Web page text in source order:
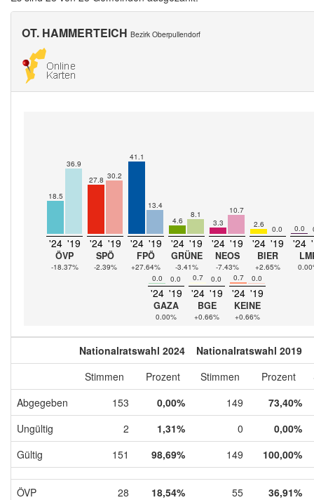
OT. HAMMERTEICH Bezirk Oberpullendorf
18.5
36.9
'24 '19
ÖVP
-18.37%
27.8 30.2
'24 '19
SPÖ
-2.39%
41.1
13.4
'24 '19
FPÖ
+27.64%
4.6
8.1
'24 '19
GRÜNE
-3.41%
3.3
10.7
'24 '19
NEOS
-7.43%
2.6 0.0
'24 '19
BIER
+2.65%
0.0
'24
0.0
0.0
'24 '19
GAZA
0.00%
0.7 0.0
'24 '19
BGE
+0.66%
0.7 0.0
'24 '19
KEINE
+0.66%
Nationalratswahl 2024
Nationalratswahl 2019
Stimmen
Prozent Stimmen Prozent
Abgegeben
153 0,00% 149
73,40%
Ungültig
2 1,31% 0
0,00%
Gültig
151 98,69% 149 100,00%
ÖVP 28 18,54% 55
36,91%